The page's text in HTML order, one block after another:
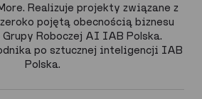
Realizuje projekty związane z
pojętą obecnością biznesu
Grupy Roboczej AI IAB Polska.
po sztucznej inteligencji IAB
Polska.